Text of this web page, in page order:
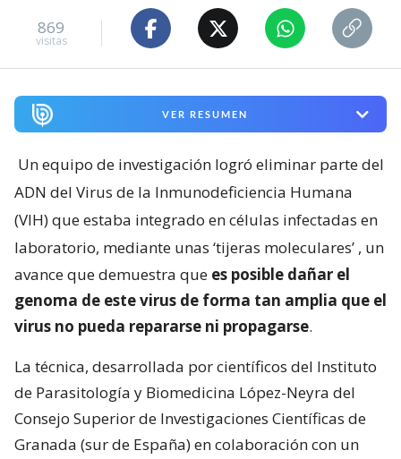
869
visitas
VER RESUMEN
Un equipo de investigación logró eliminar parte del
ADN del Virus de la Inmunodeficiencia Humana
(VIH) que estaba integrado en células infectadas en
laboratorio, mediante unas ‘tijeras moleculares’ , un
avance que demuestra que es posible dañar el
genoma de este virus de forma tan amplia que el
virus no pueda repararse ni propagarse.
La técnica, desarrollada por científicos del Instituto
de Parasitología y Biomedicina López-Neyra del
Consejo Superior de Investigaciones Científicas de
Granada (sur de España) en colaboración con un